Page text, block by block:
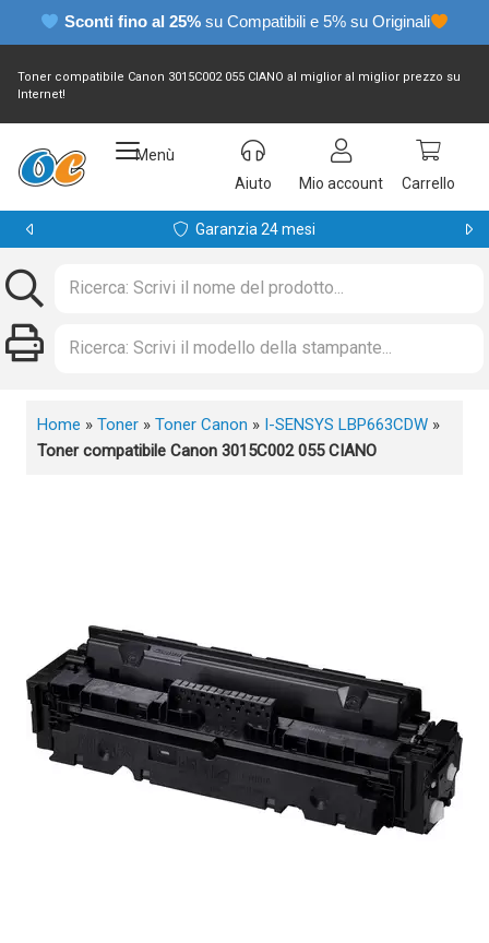
Sconti fino al 25% su Compatibili e 5% su Originali
Toner compatibile Canon 3015C002 055 CIANO al miglior al miglior prezzo su
Internet!
Menù
Aiuto
Mio account Carrello
Garanzia 24 mesi
Home » Toner » Toner Canon » I-SENSYS LBP663CDW »
Toner compatibile Canon 3015C002 055 CIANO